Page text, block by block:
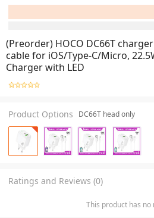
(Preorder) HOCO DC66T
cable for iOS/Type-C/Micro,
Charger with LED
Product Options DC66T head only
Ratings and Reviews (0)
This product has no